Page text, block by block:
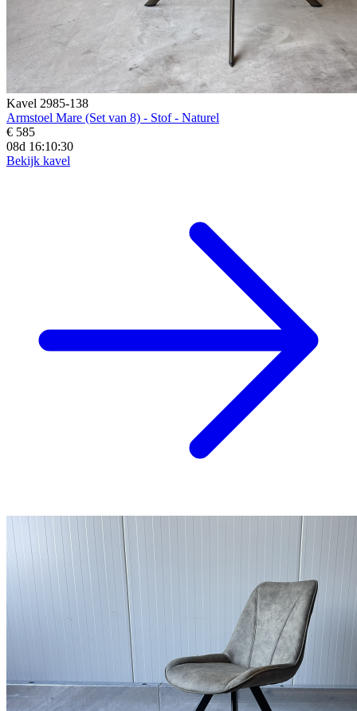
Kavel 2985-138
Armstoel Mare (Set van 8) - Stof - Naturel
€ 585
08d 16:10:29
Bekijk kavel